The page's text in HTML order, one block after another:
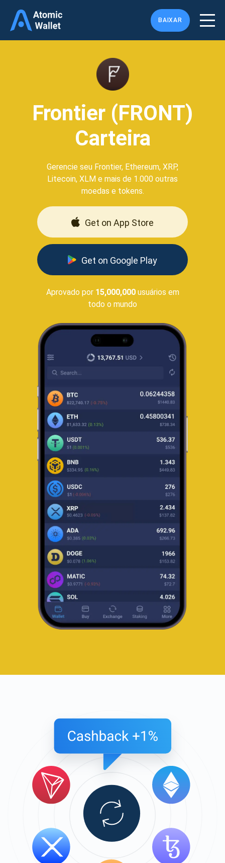
BAIXAR
Frontier (FRONT)
Carteira
Gerencie seu Frontier, Ethereum, XRP,
Litecoin, XLM e mais de 1.000 outras
moedas e tokens.
Get on App Store
Get on Google Play
Aprovado por 15,000,000usuários em
todo o mundo